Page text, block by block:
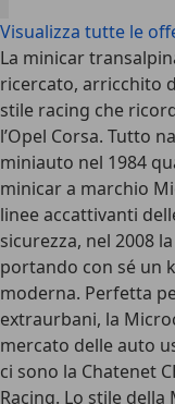
Visualizza tutte le
La minicar
ricercato, arricchito
stile racing che
l’Opel Corsa. Tutto
miniauto nel 1984
minicar a marchio
linee accattivanti
sicurezza, nel 2008
portando con sé un
moderna. Perfetta
extraurbani, la
mercato delle auto
ci sono la Chatenet
Racing. Lo stile